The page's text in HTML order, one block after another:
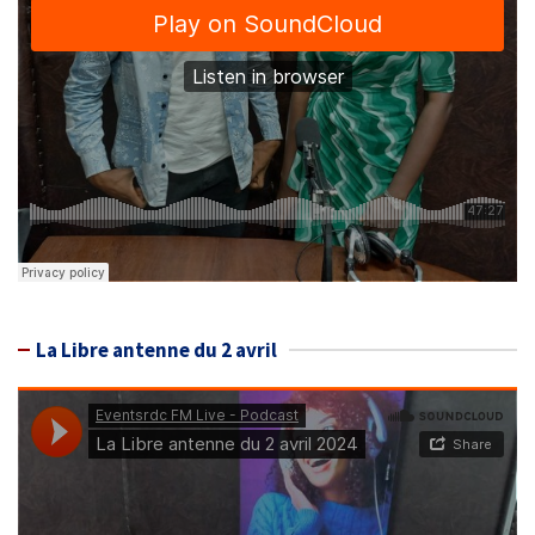
La Libre antenne du 2 avril